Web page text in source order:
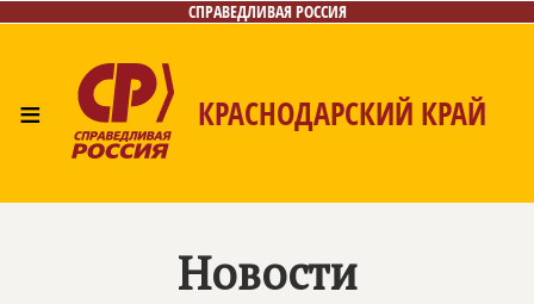
СПРАВЕДЛИВАЯ РОССИЯ
≡ КРАСНОДАРСКИЙ КРАЙ
Новости